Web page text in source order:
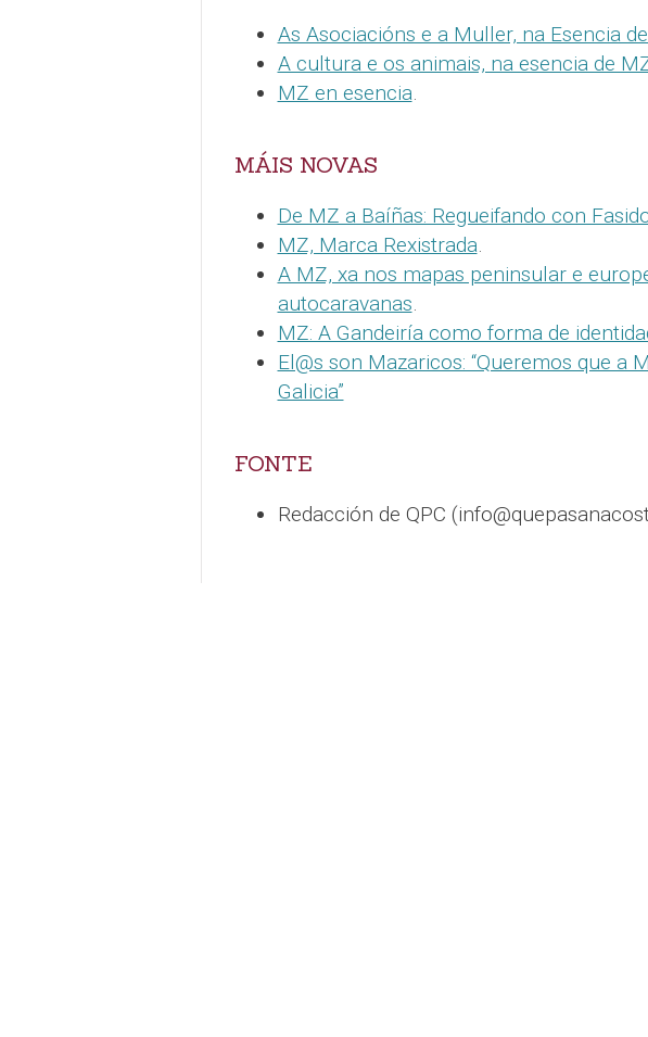
As Asociacións e a Muller, na Esencia
A cultura e os animais, na esencia de
MZ en esencia.
MÁIS NOVAS
De MZ a Baíñas: Regueifando con
MZ, Marca Rexistrada.
A MZ, xa nos mapas peninsular e
autocaravanas.
MZ: A Gandeiría como forma de
El@s son Mazaricos: “Queremos que a
Galicia”
FONTE
Redacción de QPC